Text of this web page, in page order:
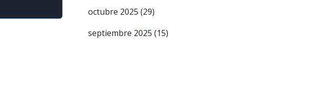
octubre 2025 (29)
septiembre 2025 (15)